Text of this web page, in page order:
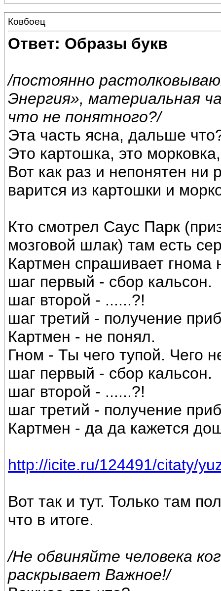
Ковбоец
Ответ: Образы букв
/постоянно
Энергия», материальная
что не понятного?/
Эта часть ясна, дальше
Это картошка, это
Вот как раз и непонятен ни
варится из картошки и
Кто смотрел Саус Парк
мозговой шлак) там есть
Картмен спрашивает гнома
шаг первый - сбор кальсон.
шаг второй - ......?!
шаг третий - получение
Картмен - не понял.
Гном - Ты чего тупой. Чего
шаг первый - сбор кальсон.
шаг второй - ......?!
шаг третий - получение
Картмен - да да кажется
http://icite.ru/124491/citaty/
Вот так и тут. Только там
что в итоге.
/Не обвиняйте человека
раскрывает Важное!/